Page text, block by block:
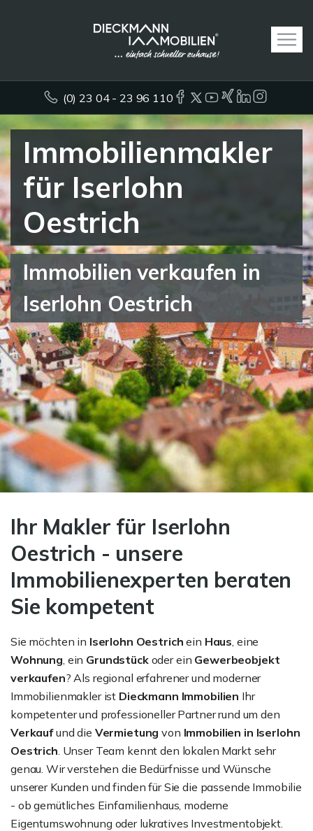
(0) 23 04 - 23 96 110
Immobilienmakler
für Iserlohn
Oestrich
Immobilien verkaufen in
Iserlohn Oestrich
Ihr Makler für Iserlohn
Oestrich - unsere
Immobilienexperten beraten
Sie kompetent
Sie möchten in Iserlohn Oestrichein Haus, eine
Wohnung, ein Grundstückoder ein Gewerbeobjekt
verkaufen? Als regional erfahrener und moderner
Immobilienmakler ist Dieckmann Immobilien Ihr
kompetenter und professioneller Partner rund um den
Verkaufund die Vermietungvon Immobilien in Iserlohn
Oestrich. Unser Team kennt den lokalen Markt sehr
genau. Wir verstehen die Bedürfnisse und Wünsche
unserer Kunden und finden für Sie die passende Immobilie
- ob gemütliches Einfamilienhaus, moderne
Eigentumswohnung oder lukratives Investmentobjekt.